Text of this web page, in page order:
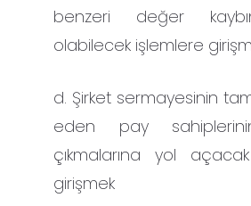
benzeri değer
olabilecek işlemlere
d. Şirket sermayesinin
eden pay
çıkmalarına yol
girişmek